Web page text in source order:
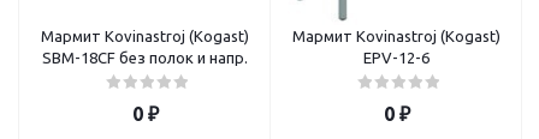
Мармит Kovinastroj (Kogast)
SBM-18CF без полок и напр.
0₽
Мармит Kovinastroj (Kogast)
EPV-12-6
0₽